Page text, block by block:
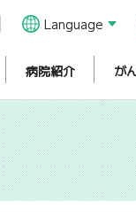
Language
病院紹介 が